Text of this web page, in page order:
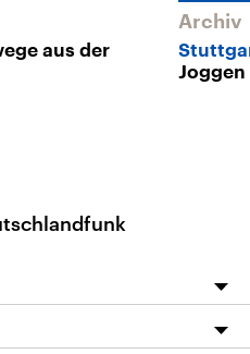
aus der
Archiv
Joggen